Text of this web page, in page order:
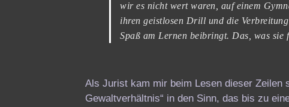
wir es nicht wert waren, auf einem
ihren geistlosen Drill und die
Spaß am Lernen beibringt. Das, was
Als Jurist kam mir beim Lesen dieser Zeilen
Gewaltverhältnis“ in den Sinn, das bis zu